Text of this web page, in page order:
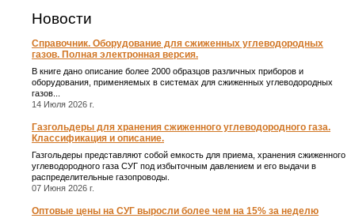
Новости
Справочник. Оборудование для сжиженных углеводородных
газов. Полная электронная версия.
В книге дано описание более 2000 образцов различных приборов и
оборудования, применяемых в системах для сжиженных углеводородных
газов...
14 Июля 2026 г.
Газгольдеры для хранения сжиженного углеводородного газа.
Классификация и описание.
Газгольдеры представляют собой емкость для приема, хранения сжиженного
углеводородного газа СУГ под избыточным давлением и его выдачи в
распределительные газопроводы.
07 Июня 2026 г.
Оптовые цены на СУГ выросли более чем на 15% за неделю